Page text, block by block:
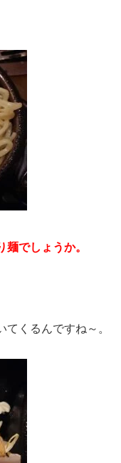
でしょうか。
くるんですね～。